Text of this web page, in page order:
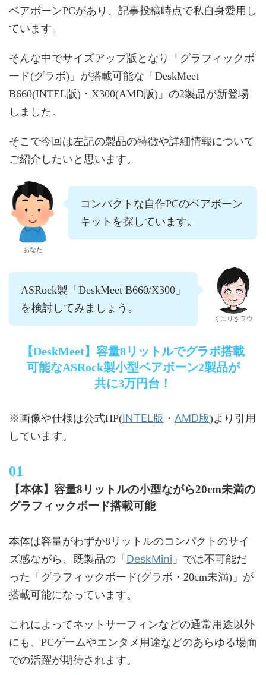
ベアボーンPCがあり、記事投稿時点で私自身愛用し
ています。
そんな中でサイズアップ版となり「グラフィックボ
ード(グラボ)」が搭載可能な「DeskMeet
B660(INTEL版)・X300(AMD版)」の2製品が新登場
しました。
そこで今回は左記の製品の特徴や詳細情報について
ご紹介したいと思います。
あなた
コンパクトな自作PCのベアボーン
キットを探しています。
ASRock製「DeskMeet B660/X300」
を検討してみましょう。
くにりきラウ
【DeskMeet】容量8リットルでグラボ搭載
可能なASRock製小型ベアボーン2製品が
共に3万円台！
※画像や仕様は公式HP(INTEL版 ・ AMD版)より引用
しています。
【本体】容量8リットルの小型ながら20cm未満の
グラフィックボード搭載可能
本体は容量がわずか8リットルのコンパクトのサイ
ズ感ながら、既製品の「 DeskMini 」では不可能だ
った「グラフィックボード(グラボ・20cm未満)」が
搭載可能になっています。
これによってネットサーフィンなどの通常用途以外
にも、PCゲームやエンタメ用途などのあらゆる場面
での活躍が期待されます。